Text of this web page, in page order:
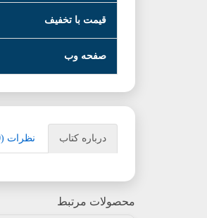
قیمت با تخفیف
صفحه وب
درباره کتاب نظرات (0)
محصولات مرتبط